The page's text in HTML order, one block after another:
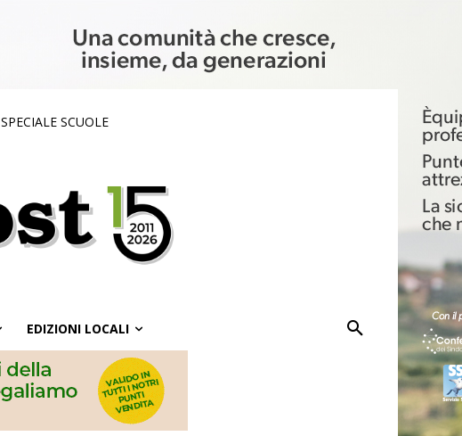
SPECIALE SCUOLE
EDIZIONI LOCALI